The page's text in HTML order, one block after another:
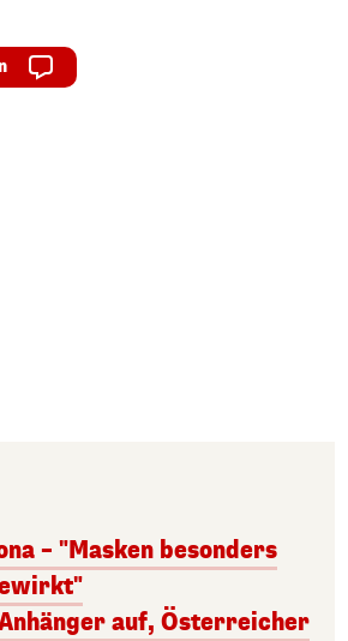
– "Masken besonders
auf, Österreicher